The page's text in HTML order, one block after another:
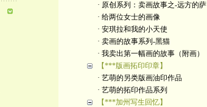
· 原创系列：卖画故事之-远方的萨
· 给两位女士的画像
· 安琪拉和我的小天使
· 卖画的故事系列-黑猫
· 我卖出第一幅画的故事（附画）
【***版画拓印印章】
· 艺萌的另类版画油印作品
· 艺萌的拓印作品系列
【***加州写生回忆】